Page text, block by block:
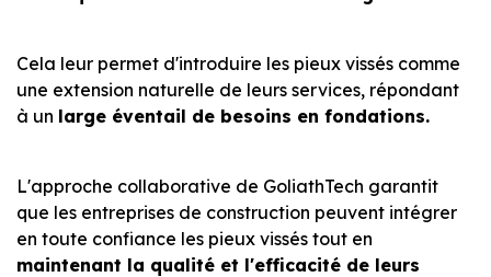
Cela leur permet d'introduire les pieux vissés comme
une extension naturelle de leurs services, répondant
à un large éventail de besoins en fondations.
L'approche collaborative de GoliathTech garantit
que les entreprises de construction peuvent intégrer
en toute confiance les pieux vissés tout en
maintenant la qualité et l'efficacité de leurs